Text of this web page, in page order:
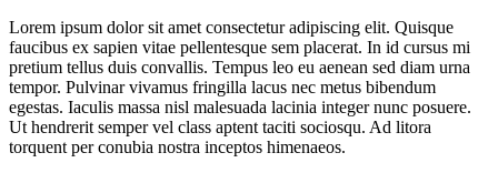
Lorem ipsum dolor sit amet consectetur adipiscing elit. Quisque
faucibus ex sapien vitae pellentesque sem placerat. In id cursus mi
pretium tellus duis convallis. Tempus leo eu aenean sed diam urna
tempor. Pulvinar vivamus fringilla lacus nec metus bibendum
egestas. Iaculis massa nisl malesuada lacinia integer nunc posuere.
Ut hendrerit semper vel class aptent taciti sociosqu. Ad litora
torquent per conubia nostra inceptos himenaeos.